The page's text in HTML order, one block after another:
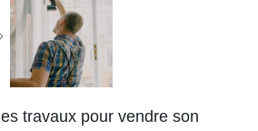
travaux pour vendre son